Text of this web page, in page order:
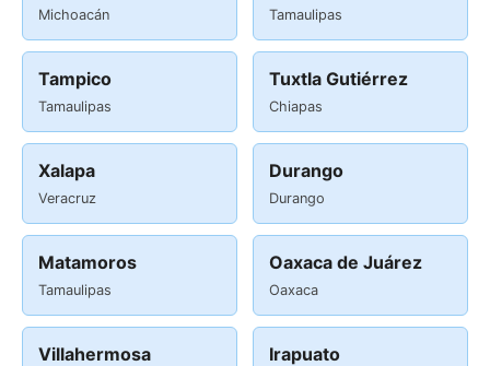
Michoacán Tamaulipas
Tampico
Tamaulipas
Tuxtla Gutiérrez
Chiapas
Xalapa
Veracruz
Durango
Durango
Matamoros
Tamaulipas
Oaxaca de Juárez
Oaxaca
Villahermosa Irapuato